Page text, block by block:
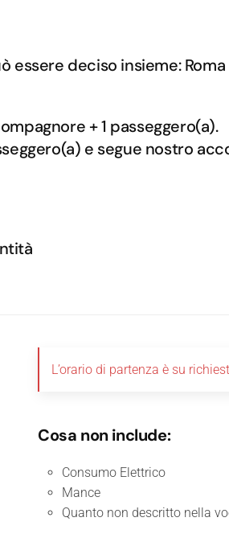
deciso insieme: Roma
+ 1 passeggero(a).
e segue nostro
L’orario di partenza è su
Cosa non include:
Consumo Elettrico
Mance
Quanto non descritto nella